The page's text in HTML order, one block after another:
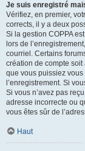
Je suis enregistré
Vérifiez, en premier,
corrects, il y a deux
Si la gestion COPPA
lors de
courriel. Certains
création de compte
que vous puissiez
l’enregistrement. Si
Si vous n’avez pas
adresse incorrecte ou
vous êtes sûr de
Haut